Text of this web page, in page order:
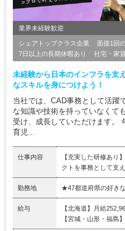
業界未経験歓迎
シェアトップクラス企業 面接1回
7日以上の長期休暇あり
社宅・家
未経験から日本のインフラを支
なスキルを身につけよう！
当社では、CAD事務として活躍
な知識や技術を持っていなくて
受け、成長していただけます。
育児...
仕事内容
【充実した研修あり
クトを事務として支
勤務地 ★47都道府県の好き
給与
【北海道】月給
【宮城・山形・福島】